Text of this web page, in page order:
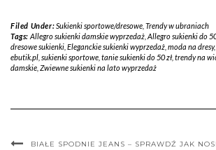
Filed Under:Sukienki sportowe/dresowe, Trendy w ubraniach
Tags: Allegro sukienki damskie wyprzedaż, Allegro sukienki do
dresowe sukienki Eleganckie sukienki wyprzedaż moda na dresy,
ebutik.pl sukienki sportowe tanie sukienki do 50 zł, trendy na
damskie Zwiewne sukienki na lato wyprzedaż
BIAŁE SPODNIE JEANS – SPRAWDŹ JAK